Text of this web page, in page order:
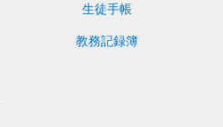
生徒手帳
教務記録簿